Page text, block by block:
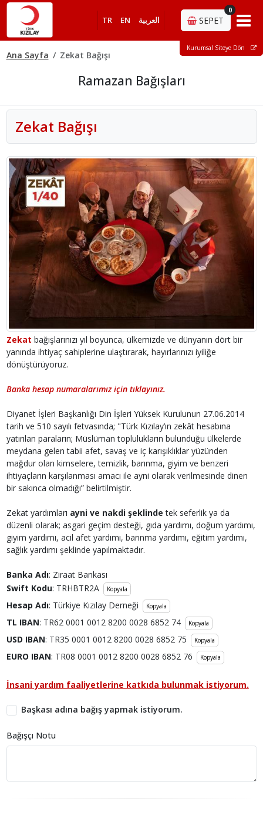
Kurumsal Siteye Dön
TR EN العربية SEPET
0
Ana Sayfa Zekat Bağışı
Ramazan Bağışları
Zekat Bağışı
Zekat bağışlarınızı yıl boyunca, ülkemizde ve dünyanın dört bir
yanında ihtiyaç sahiplerine ulaştırarak, hayırlarınızı iyiliğe
dönüştürüyoruz.
Banka hesap numaralarımız için tıklayınız.
Diyanet İşleri Başkanlığı Din İşleri Yüksek Kurulunun 27.06.2014
tarih ve 510 sayılı fetvasında; "Türk Kızılay’ın zekât hesabına
yatırılan paraların; Müslüman toplulukların bulunduğu ülkelerde
meydana gelen tabii afet, savaş ve iç karışıklıklar yüzünden
mağdur olan kimselere, temizlik, barınma, giyim ve benzeri
ihtiyaçların karşılanması amacı ile ayni olarak verilmesinde dinen
bir sakınca olmadığı” belirtilmiştir.
Zekat yardımları ayni ve nakdi şeklinde tek seferlik ya da
düzenli olarak; asgari geçim desteği, gıda yardımı, doğum yardımı,
giyim yardımı, acil afet yardımı, barınma yardımı, eğitim yardımı,
sağlık yardımı şeklinde yapılmaktadır.
Banka Adı: Ziraat Bankası
Swift Kodu: TRHBTR2A Kopyala
Hesap Adı: Türkiye Kızılay Derneği Kopyala
TL IBAN: TR62 0001 0012 8200 0028 6852 74 Kopyala
USD IBAN: TR35 0001 0012 8200 0028 6852 75 Kopyala
EURO IBAN: TR08 0001 0012 8200 0028 6852 76 Kopyala
İnsani yardım faaliyetlerine katkıda bulunmak istiyorum.
Başkası adına bağış yapmak istiyorum.
Bağışçı Notu